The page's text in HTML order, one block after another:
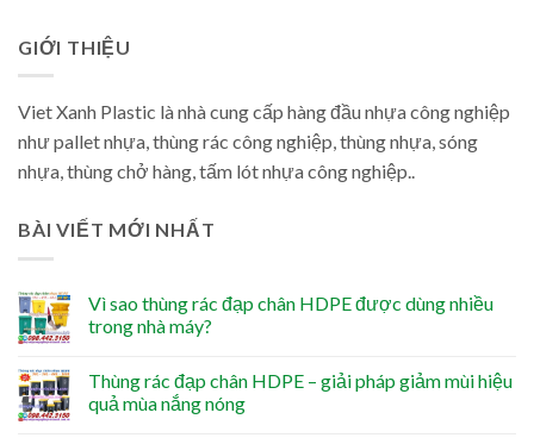
GIỚI THIỆU
Viet Xanh Plastic là nhà cung cấp hàng đầu nhựa công nghiệp
như pallet nhựa, thùng rác công nghiệp, thùng nhựa, sóng
nhựa, thùng chở hàng, tấm lót nhựa công nghiệp..
BÀI VIẾT MỚI NHẤT
Vì sao thùng rác đạp chân HDPE được dùng nhiều
trong nhà máy?
Thùng rác đạp chân HDPE – giải pháp giảm mùi hiệu
quả mùa nắng nóng